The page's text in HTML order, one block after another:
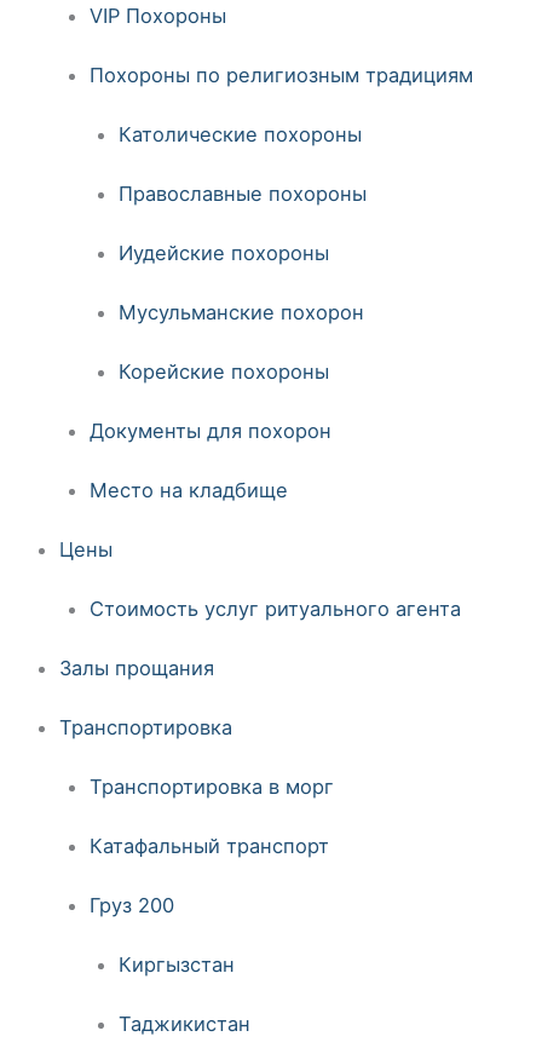
VIP Похороны
Похороны по религиозным традициям
Католические похороны
Православные похороны
Иудейские похороны
Мусульманские похорон
Корейские похороны
Документы для похорон
Место на кладбище
Цены
Стоимость услуг ритуального агента
Залы прощания
Транспортировка
Транспортировка в морг
Катафальный транспорт
Груз 200
Киргызстан
Таджикистан